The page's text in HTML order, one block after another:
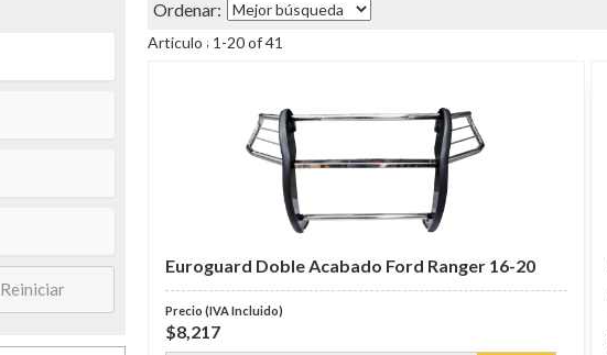
Reiniciar
Items 1 -20of41
Euroguard Doble Acabado Ford Ranger 16-20
$8,217